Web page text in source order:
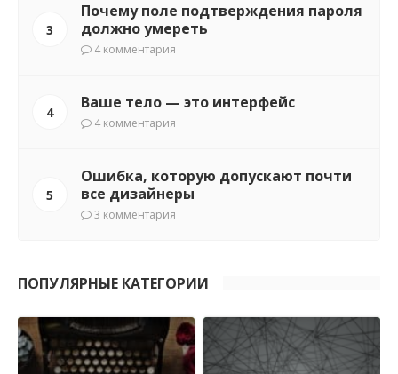
3
Почему поле подтверждения пароля
должно умереть
4 комментария
4
Ваше тело — это интерфейс
4 комментария
5
Ошибка, которую допускают почти
все дизайнеры
3 комментария
ПОПУЛЯРНЫЕ КАТЕГОРИИ